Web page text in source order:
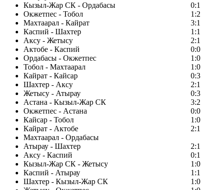
Кызыл-Жар СК - Ордабасы
0:1
Окжетпес - Тобол
1:2
Махтаарал - Кайрат
3:1
Каспий - Шахтер
1:1
Аксу - Жетысу
2:1
Актобе - Каспий
0:0
Ордабасы - Окжетпес
1:0
Тобол - Махтаарал
1:0
Кайрат - Кайсар
0:3
Шахтер - Аксу
2:1
Жетысу - Атырау
0:3
Астана - Кызыл-Жар СК
3:2
Окжетпес - Астана
0:0
Кайсар - Тобол
1:0
Кайрат - Актобе
2:1
Махтаарал - Ордабасы
Атырау - Шахтер
2:1
Аксу - Каспий
0:1
Кызыл-Жар СК - Жетысу
1:0
Каспий - Атырау
1:1
Шахтер - Кызыл-Жар СК
1:0